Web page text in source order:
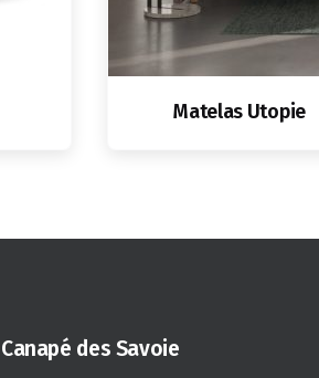
Matelas Utopie
Canapé des Savoie